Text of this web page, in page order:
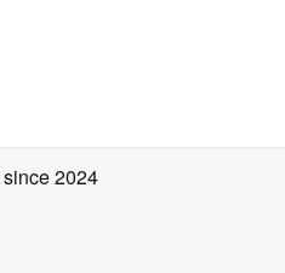
since 2024